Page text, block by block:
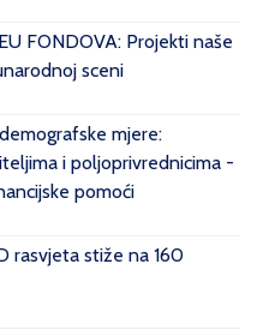
FONDOVA: Projekti naše
sceni
mjere:
i poljoprivrednicima -
pomoći
rasvjeta stiže na 160